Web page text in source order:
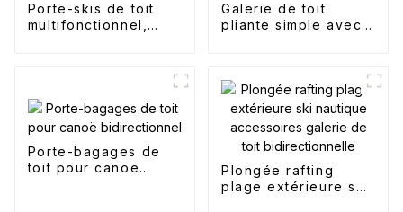
Porte-skis de toit
multifonctionnel,
Galerie de toit
pliante simple avec
Porte-bagages de
toit pour canoë
Plongée rafting
plage extérieure ski